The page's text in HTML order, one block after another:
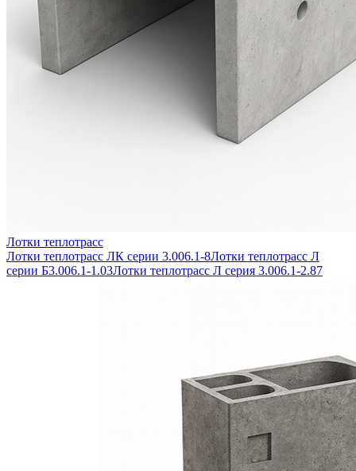
Лотки теплотрасс
Лотки теплотрасс ЛК серии 3.006.1-8Лотки теплотрасс Л
серии Б3.006.1-1.03Лотки теплотрасс Л серия 3.006.1-2.87